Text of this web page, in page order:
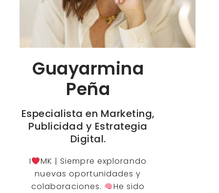
Guayarmina
Peña
Especialista en Marketing,
Publicidad y Estrategia
Digital.
I
MK | Siempre explorando
nuevas oportunidades y
colaboraciones.
He sido